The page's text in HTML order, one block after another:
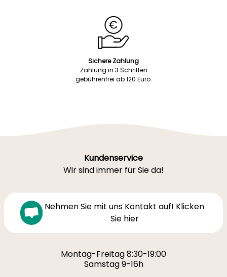
Sichere Zahlung
Zahlung in 3 Schritten
gebührenfrei ab 120 Euro.
Kundenservice
Wir sind immer für Sie da!
Nehmen Sie mit uns Kontakt auf! Klicken
Sie hier
Montag-Freitag 8:30-19:00
Samstag 9-16h